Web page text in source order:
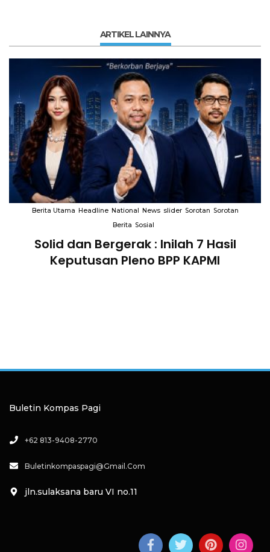
ARTIKEL LAINNYA
Berita Utama Headline National News slider Sorotan Sorotan
Berita Sosial
Solid dan Bergerak : Inilah 7 Hasil
Keputusan Pleno BPP KAPMI
Buletin Kompas Pagi
+62 813-9408-2770
Buletinkompaspagi@gmail.com
jln.sulaksana baru VI no.11